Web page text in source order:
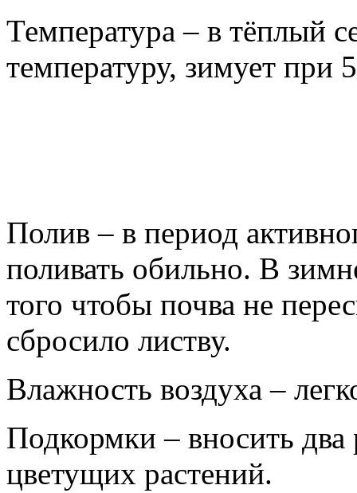
Температура – в тёплый
температуру, зимует при
Полив – в период
поливать обильно. В
того чтобы почва не
сбросило листву.
Влажность воздуха –
Подкормки – вносить два
цветущих растений.